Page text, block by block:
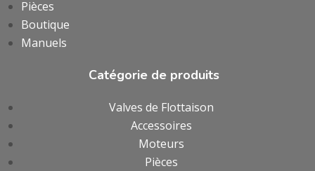
Pièces
Boutique
Manuels
Catégorie de produits
Valves de Flottaison
Accessoires
Moteurs
Pièces